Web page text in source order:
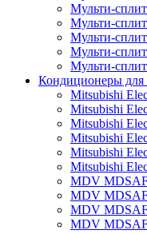
Мульти-
Мульти-
Мульти-
Мульти-
Мульти-
Кондиционеры для
Mitsubishi
Mitsubishi
Mitsubishi
Mitsubishi
Mitsubishi
Mitsubishi
MDV
MDV
MDV
MDV